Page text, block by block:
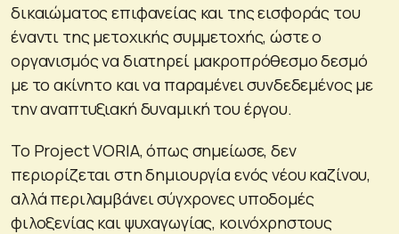
δικαιώματος επιφανείας και της εισφοράς του
έναντι της μετοχικής συμμετοχής, ώστε ο
οργανισμός να διατηρεί μακροπρόθεσμο δεσμό
με το ακίνητο και να παραμένει συνδεδεμένος με
την αναπτυξιακή δυναμική του έργου.
Το Project VORIA, όπως σημείωσε, δεν
περιορίζεται στη δημιουργία ενός νέου καζίνου,
αλλά περιλαμβάνει σύγχρονες υποδομές
φιλοξενίας και ψυχαγωγίας, κοινόχρηστους